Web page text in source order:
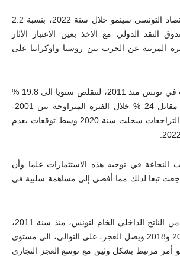
ولاحظ المعهد ان الاقتصاد التونسي سينمو خلال سنة 2022، بنسبة 2.2
النقد الدولي مع الاخذ بعين الاعتبار الآثار
المرتبة عن الحرب بين روسيا واوكرانيا على
وتراجعت الاستثمارات في تونس منذ 2011، لتتقلص سنويا الى 19.8 %
ما بين 2011 و2020 مقابل 24 % خلال الفترة المتراوحة بين 2001-
2010 علما و أن أكبر التراجعات سجلت سنة 2020 وسط توقعات بعدم
النجاعة في توجيه هذه الاستثمارات علما وأن
تبعا لذلك مما أفضى إلى مساهمة سلبية في
وتعمق العجز الجاري من الناتج الداخلي الخام لتونس، منذ سنة 2011،
ليبلغ الذروة سنتي 2017 و2018 ويصل العجز، على التوالي، الى مستوى
و 10.8 % وهو أمر مرتبط بشكل وثيق مع توسع العجز التجاري